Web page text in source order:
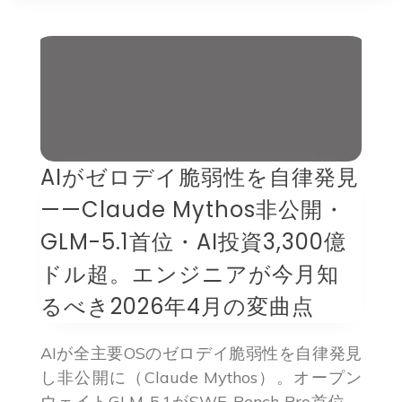
AIがゼロデイ脆弱性を自律発見
——Claude Mythos非公開・
GLM-5.1首位・AI投資3,300億
ドル超。エンジニアが今月知
るべき2026年4月の変曲点
AIが全主要OSのゼロデイ脆弱性を自律発見
し非公開に（Claude Mythos）。オープン